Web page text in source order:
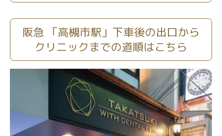
阪急 「高槻市駅」下車後の出口から
クリニックまでの道順はこちら